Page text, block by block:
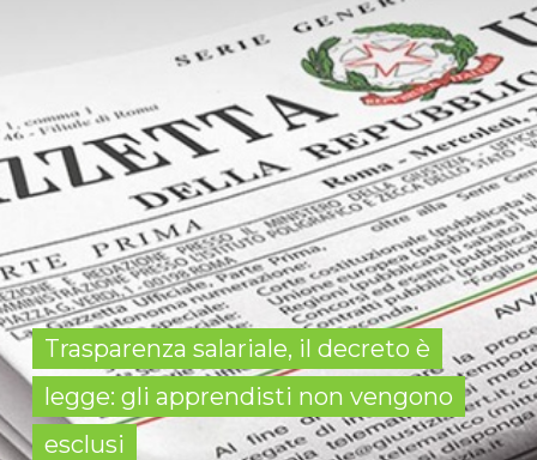
Trasparenza salariale, il decreto è
legge: gli apprendisti non vengono
esclusi